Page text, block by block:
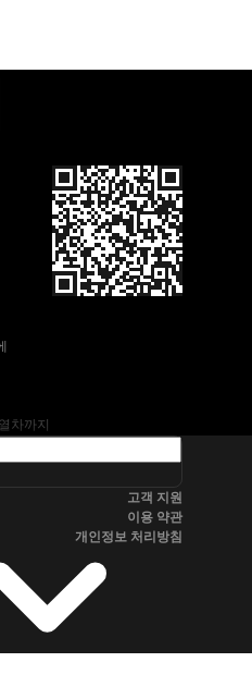
차까지
고객 지원
이용 약관
개인정보 처리방침